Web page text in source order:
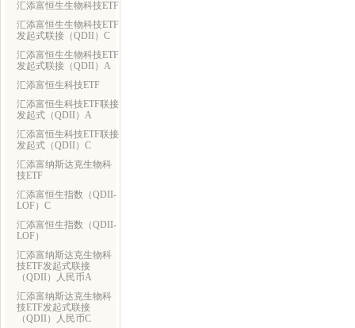
汇添富恒生生物科技ETF
汇添富恒生生物科技ETF
发起式联接（QDII）C
汇添富恒生生物科技ETF
发起式联接（QDII）A
汇添富恒生科技ETF
汇添富恒生科技ETF联接
发起式（QDII）A
汇添富恒生科技ETF联接
发起式（QDII）C
汇添富纳斯达克生物科
技ETF
汇添富恒生指数（QDII-
LOF）C
汇添富恒生指数（QDII-
LOF）
汇添富纳斯达克生物科
技ETF发起式联接
（QDII）人民币A
汇添富纳斯达克生物科
技ETF发起式联接
（QDII）人民币C